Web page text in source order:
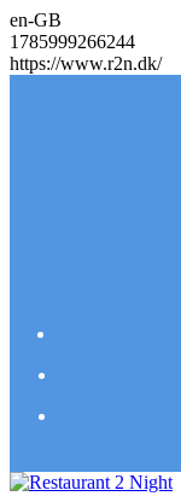
en-GB
1785999266244
https://www.r2n.dk/